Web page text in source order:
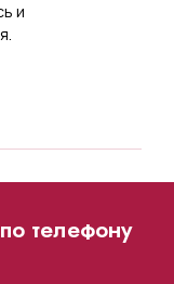
и
телефону